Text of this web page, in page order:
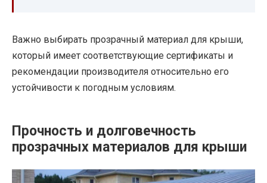
Важно выбирать прозрачный материал для крыши,
который имеет соответствующие сертификаты и
рекомендации производителя относительно его
устойчивости к погодным условиям.
Прочность и долговечность
прозрачных материалов для крыши